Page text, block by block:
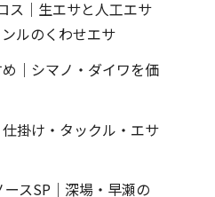
ス｜生エサと人工エサ
ルのくわせエサ
｜シマノ・ダイワを価
掛け・タックル・エサ
スSP｜深場・早瀬の